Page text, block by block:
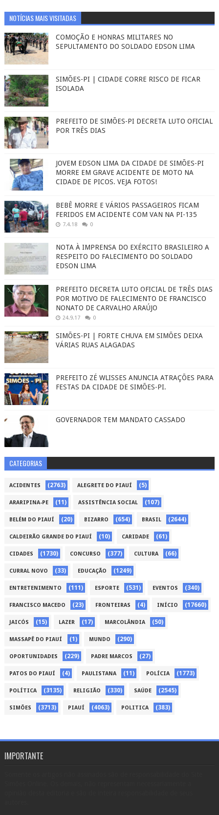
NOTÍCIAS MAIS VISITADAS
COMOÇÃO E HONRAS MILITARES NO
SEPULTAMENTO DO SOLDADO EDSON LIMA
SIMÕES-PI | CIDADE CORRE RISCO DE FICAR
ISOLADA
PREFEITO DE SIMÕES-PI DECRETA LUTO OFICIAL
POR TRÊS DIAS
JOVEM EDSON LIMA DA CIDADE DE SIMÕES-PI
MORRE EM GRAVE ACIDENTE DE MOTO NA
CIDADE DE PICOS. VEJA FOTOS!
BEBÊ MORRE E VÁRIOS PASSAGEIROS FICAM
FERIDOS EM ACIDENTE COM VAN NA PI-135
7.4.18 0
NOTA À IMPRENSA DO EXÉRCITO BRASILEIRO A
RESPEITO DO FALECIMENTO DO SOLDADO
EDSON LIMA
PREFEITO DECRETA LUTO OFICIAL DE TRÊS DIAS
POR MOTIVO DE FALECIMENTO DE FRANCISCO
NONATO DE CARVALHO ARAÚJO
24.9.17 0
SIMÕES-PI | FORTE CHUVA EM SIMÕES DEIXA
VÁRIAS RUAS ALAGADAS
PREFEITO ZÉ WLISSES ANUNCIA ATRAÇÕES PARA
FESTAS DA CIDADE DE SIMÕES-PI.
GOVERNADOR TEM MANDATO CASSADO
CATEGORIAS
ACIDENTES (2763) ALEGRETE DO PIAUÍ (5)
ARARIPINA-PE (11) ASSISTÊNCIA SOCIAL (107)
BELÉM DO PIAUÍ (20) BIZARRO (654) BRASIL (2644)
CALDEIRÃO GRANDE DO PIAUÍ (10) CARIDADE (61)
CIDADES (1730) CONCURSO (377) CULTURA (66)
CURRAL NOVO (33) EDUCAÇÃO (1249)
ENTRETENIMENTO (111) ESPORTE (531) EVENTOS (340)
FRANCISCO MACEDO (23) FRONTEIRAS (4) INÍCIO (17660)
JAICÓS (15) LAZER (17) MARCOLÂNDIA (50)
MASSAPÊ DO PIAUÍ (1) MUNDO (290)
OPORTUNIDADES (229) PADRE MARCOS (27)
PATOS DO PIAUÍ (4) PAULISTANA (11) POLÍCIA (1773)
POLÍTICA (3135) RELIGIÃO (330) SAÚDE (2545)
SIMÕES (3713) PIAUÍ (4063) POLITICA (383)
IMPORTANTE